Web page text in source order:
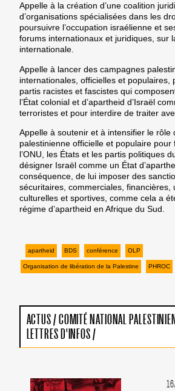
Appelle à la création d’une coalition
d’organisations spécialisées dans les
poursuivre l’occupation israélienne et
forums internationaux et juridiques, sur
internationale.
Appelle à lancer des campagnes
internationales, officielles et populaires,
partis racistes et fascistes qui
l’État colonial et d’apartheid d’Israël
terroristes et pour interdire de traiter
Appelle à soutenir et à intensifier le rôle
palestinienne officielle et populaire pour
l’ONU, les États et les partis politiques
désigner Israël comme un État
conséquence, de lui imposer des
sécuritaires, commerciales, financières,
culturelles et sportives, comme cela a
régime d’apartheid en Afrique du Sud.
apartheid BDS conférence OLP
Organisation de libération de la Palestine PHROC
ACTUS/COMITÉ NATIONAL
LETTRES D'INFOS/